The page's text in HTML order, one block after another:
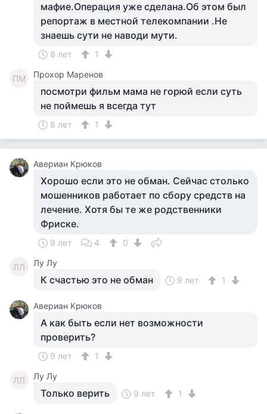
мафие.Операция уже сделана.Об этом был
репортаж в местной телекомпании .Не
знаешь сути не наводи мути.
8 лет 1
ПМ Прохор Маренов
посмотри фильм мама не горюй если суть
не поймешь я всегда тут
8 лет 1
Авериан Крюков
Хорошо если это не обман. Сейчас столько
мошенников работает по сбору средств на
лечение. Хотя бы те же родственники
Фриске.
9 лет 4 0
ЛЛ Лу Лу
К счастью это не обман 9 лет 1
Авериан Крюков
А как быть если нет возможности
проверить?
9 лет 1
ЛЛ Лу Лу
Только верить 9 лет 1